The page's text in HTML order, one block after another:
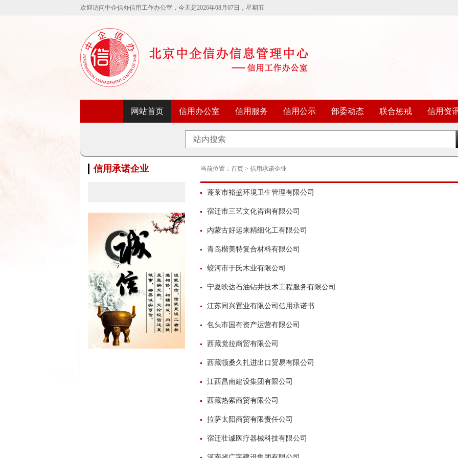
欢迎访问中企信办信用工作办公室，今天是2026年08月07日，星期五
信用办公室 信用服务 信用公示 部委动态 联合惩戒 信用资
信用承诺企业 当前位置： 首页 > 信用承诺企业
蓬莱市裕盛环境卫生管理有限公司
宿迁市三艺文化咨询有限公司
内蒙古好运来精细化工有限公司
青岛楷美特复合材料有限公司
蛟河市于氏木业有限公司
宁夏映达石油钻井技术工程服务有限公司
江苏同兴置业有限公司信用承诺书
包头市国有资产运营有限公司
西藏觉拉商贸有限公司
西藏顿桑久扎进出口贸易有限公司
江西昌南建设集团有限公司
西藏热索商贸有限公司
拉萨太阳商贸有限责任公司
宿迁壮诚医疗器械科技有限公司